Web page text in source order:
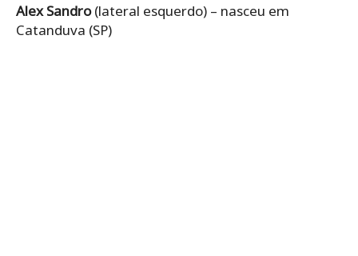
Alex Sandro(lateral esquerdo) – nasceu em
Catanduva (SP)